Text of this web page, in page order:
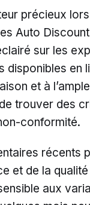
précieux lors
Auto
sur les
en
et à
trouver des
conformité.
récents
et de la
aux